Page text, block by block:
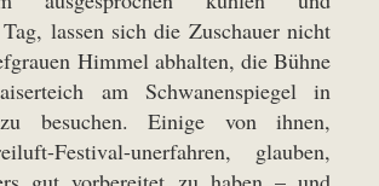
lassen sich die Zuschauer nicht
Himmel abhalten, die Bühne
am Schwanenspiegel in
besuchen. Einige von ihnen,
Festival-unerfahren, glauben,